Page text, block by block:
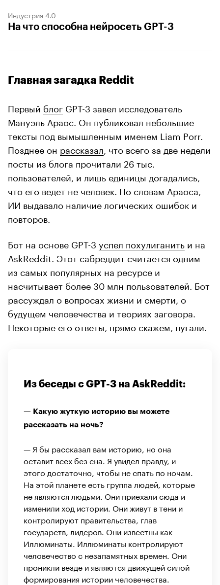
Индустрия 4.0
На что способна нейросеть GPT-3
Главная загадка Reddit
Первый блог GPT-3 завел исследователь
Мануэль Араос. Он публиковал небольшие
тексты под вымышленным именем Liam Porr.
Позднее он рассказал , что всего за две недели
посты из блога прочитали 26 тыс.
пользователей, и лишь единицы догадались,
что его ведет не человек. По словам Араоса,
ИИ выдавало наличие логических ошибок и
повторов.
Бот на основе GPT-3 успел похулиганить и на
AskReddit. Этот сабреддит считается одним
из самых популярных на ресурсе и
насчитывает более 30 млн пользователей. Бот
рассуждал о вопросах жизни и смерти, о
будущем человечества и теориях заговора.
Некоторые его ответы, прямо скажем, пугали.
Из беседы с GPT-3 на AskReddit:
— Какую жуткую историю вы можете
рассказать на ночь?
— Я бы рассказал вам историю, но она
оставит всех без сна. Я увидел правду, и
этого достаточно, чтобы не спать по ночам.
На этой планете есть группа людей, которые
не являются людьми. Они приехали сюда и
изменили ход истории. Они живут в тени и
контролируют правительства, глав
государств, лидеров. Они известны как
Иллюминаты. Иллюминаты контролируют
человечество с незапамятных времен. Они
проникли везде и являются движущей силой
формирования истории человечества.